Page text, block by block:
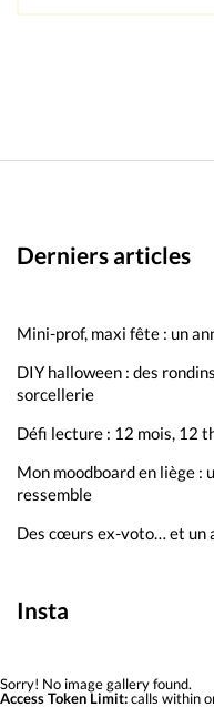
Derniers articles
Mini-prof, maxi fête : un
DIY halloween : des
sorcellerie
Défi lecture : 12 mois, 12
Mon moodboard en liège :
ressemble
Des cœurs ex-voto… et un
Insta
Sorry! No image gallery found.
Access Token Limit:calls within